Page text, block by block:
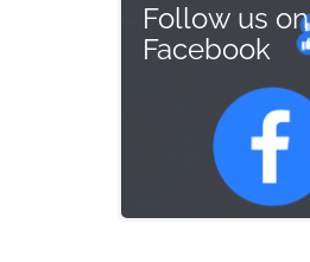
Follow us on
Facebook